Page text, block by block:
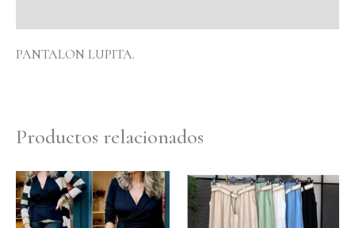
PANTALON LUPITA.
Productos relacionados